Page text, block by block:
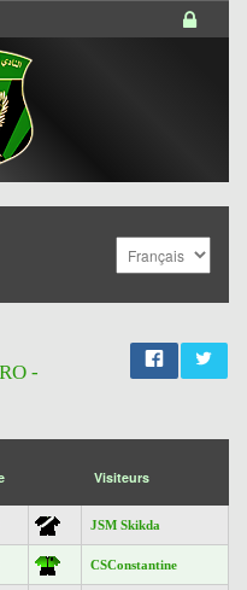
-
Visiteurs
JSM Skikda
CSConstantine